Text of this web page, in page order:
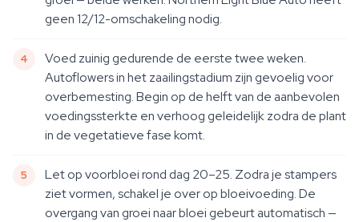
geen 12/12-omschakeling nodig.
Voed zuinig gedurende de eerste twee weken.
Autoflowers in het zaailingstadium zijn gevoelig voor
overbemesting. Begin op de helft van de aanbevolen
voedingssterkte en verhoog geleidelijk zodra de plant
in de vegetatieve fase komt.
Let op voorbloei rond dag 20–25. Zodra je stampers
ziet vormen, schakel je over op bloeivoeding. De
overgang van groei naar bloei gebeurt automatisch —